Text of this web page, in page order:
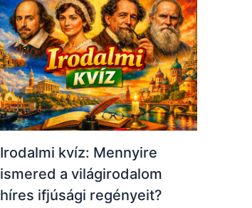
Irodalmi kvíz: Mennyire
ismered a világirodalom
híres ifjúsági regényeit?